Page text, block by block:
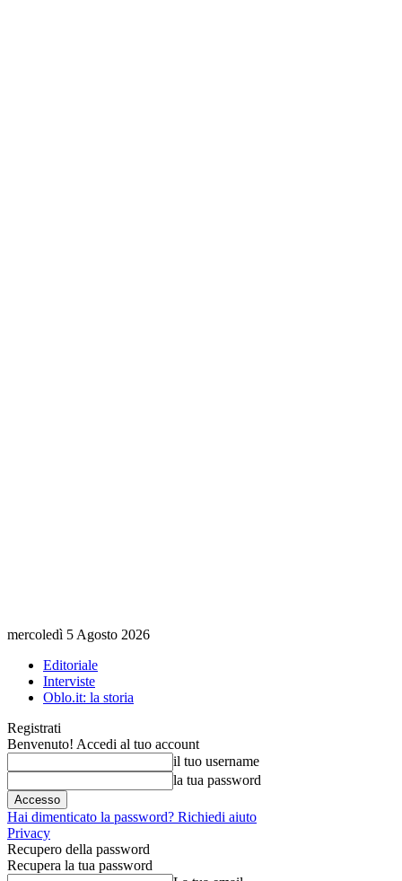
mercoledì 5 Agosto 2026
Editoriale
Interviste
Oblo.it: la storia
Registrati
Benvenuto! Accedi al tuo account
il tuo username
la tua password
Hai dimenticato la password? Richiedi aiuto
Privacy
Recupero della password
Recupera la tua password